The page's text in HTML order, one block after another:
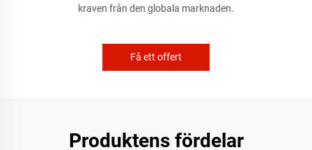
kraven från den globala marknaden.
Få ett offert
Produktens fördelar